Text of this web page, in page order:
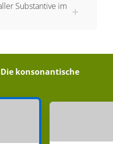
Substantive im
Die konsonantische